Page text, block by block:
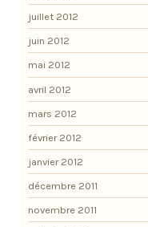
juillet 2012
juin 2012
mai 2012
avril 2012
mars 2012
février 2012
janvier 2012
décembre 2011
novembre 2011